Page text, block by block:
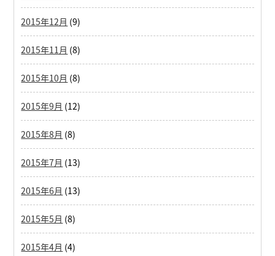
2015年12月 (9)
2015年11月 (8)
2015年10月 (8)
2015年9月 (12)
2015年8月 (8)
2015年7月 (13)
2015年6月 (13)
2015年5月 (8)
2015年4月 (4)